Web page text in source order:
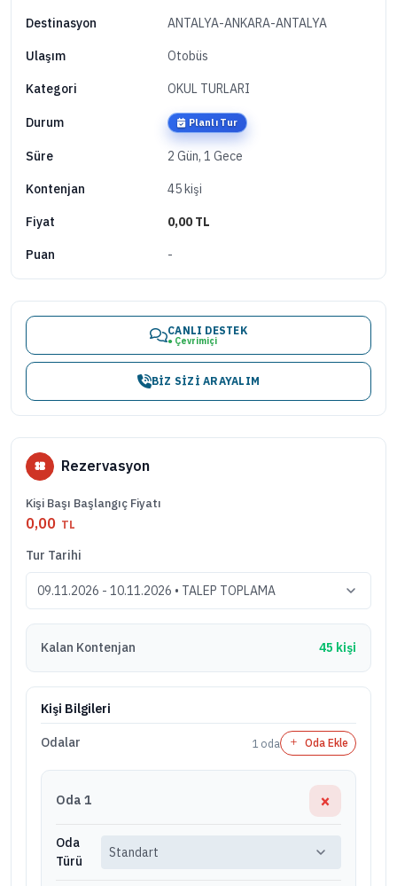
Destinasyon ANTALYA-ANKARA-ANTALYA
Ulaşım Otobüs
Kategori OKUL TURLARI
Durum Planlı Tur
Süre 2 Gün, 1 Gece
Kontenjan 45 kişi
Fiyat 0,00 TL
Puan -
CANLI DESTEK
● Çevrimiçi
BIZ SIZI ARAYALIM
Rezervasyon
Kişi Başı Başlangıç Fiyatı
0,00 TL
Tur Tarihi
Kalan Kontenjan 45 kişi
Kişi Bilgileri
Odalar 1 oda Oda Ekle
Oda 1 ×
Oda
Türü